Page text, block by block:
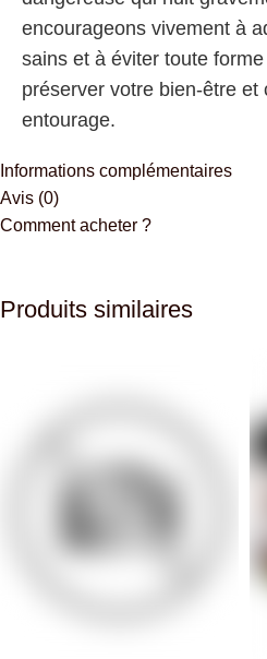
encourageons vivement à
sains et à éviter toute
préserver votre bien-être et
entourage.
Informations complémentaires
Avis (0)
Comment acheter ?
Produits similaires